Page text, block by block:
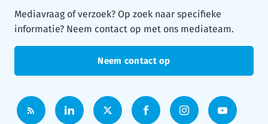
Mediavraag of verzoek? Op zoek naar specifieke
informatie? Neem contact op met ons mediateam.
Neem contact op